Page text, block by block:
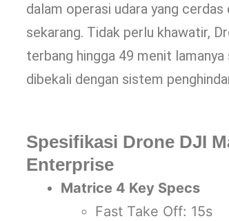
dalam operasi udara yang cerdas
sekarang. Tidak perlu khawatir,
terbang hingga 49 menit lamanya
dibekali dengan sistem
Spesifikasi Drone DJI
Enterprise
Matrice 4 Key Specs
Fast Take Off: 15s